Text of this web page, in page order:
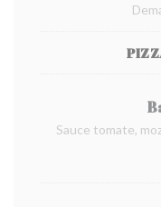
Sauce tomate,